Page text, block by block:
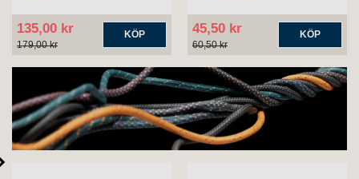
135,00 kr
179,00 kr
KÖP 45,50 kr
60,50 kr
KÖP